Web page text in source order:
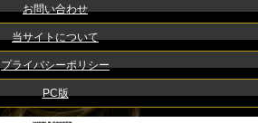
お問い合わせ
当サイトについて
プライバシーポリシー
PC版